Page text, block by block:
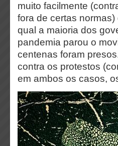
muito facilmente
fora de certas
qual a maioria dos
pandemia parou o
centenas foram
contra os protestos
em ambos os casos,